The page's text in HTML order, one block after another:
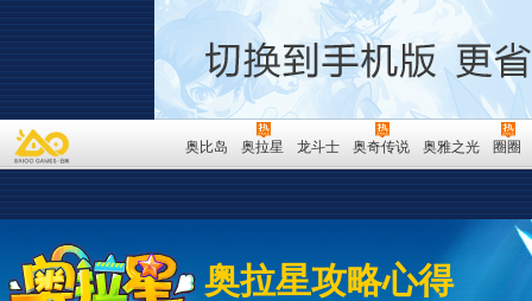
奥比岛 奥拉星 龙斗士 奥奇传说 奥雅之光 圈圈
奥拉星攻略心得